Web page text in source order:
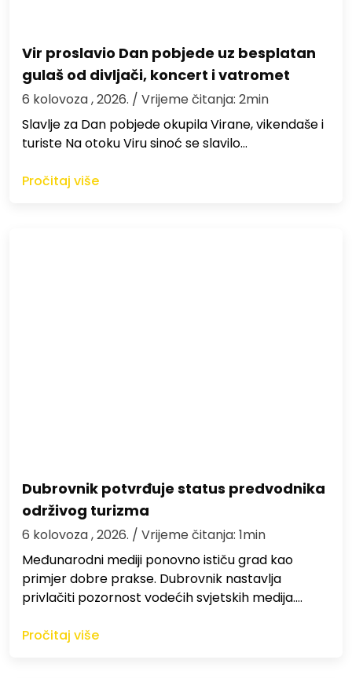
Vir proslavio Dan pobjede uz besplatan
gulaš od divljači, koncert i vatromet
6 kolovoza , 2026. / Vrijeme čitanja: 2min
Slavlje za Dan pobjede okupila Virane, vikendaše i
turiste Na otoku Viru sinoć se slavilo…
Pročitaj više
Dubrovnik potvrđuje status predvodnika
održivog turizma
6 kolovoza , 2026. / Vrijeme čitanja: 1min
Međunarodni mediji ponovno ističu grad kao
primjer dobre prakse. Dubrovnik nastavlja
privlačiti pozornost vodećih svjetskih medija.…
Pročitaj više